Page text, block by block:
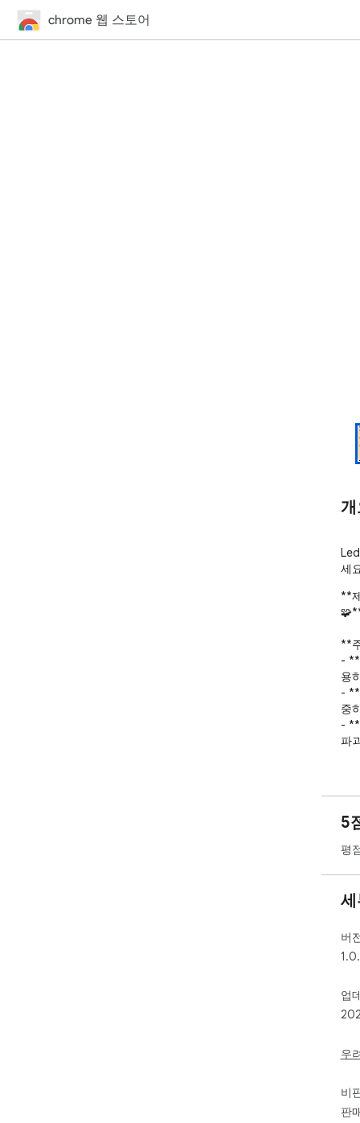
chrome 웹 스토어
세
**
**
- **
용
- **
중
- **
파
- **
- **
**
혼
- **
랫
있
공
료
5
평
버
업
우
비
판